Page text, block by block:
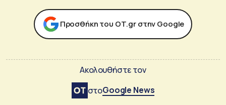
Προσθήκη του ΟΤ.gr στην Google
Ακολουθήστε τον
στοGoogle News